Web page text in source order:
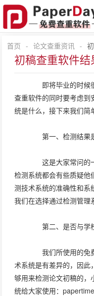
首页 - 论文查重资讯 -
初稿查重软件结
即将毕业的时候
查重软件的同时要考虑到
统是什么，接下来我们简
第一、检测结果
这是大家常问的
检测系统都会有些质疑
测技术系统的准确性和
我们在选择通过检测管理
第二、是否与学
我们所使用的免
术系统是有差异的，因
够用来检测论文初稿的，
统给大家使用：